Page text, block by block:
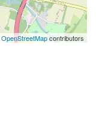
OpenStreetMapcontributors